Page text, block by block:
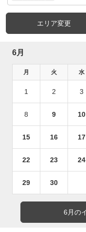
エリア変更
6月
月 火 水
1 2 3
8 9 10
15 16 17
22 23 24
29 30
6月の